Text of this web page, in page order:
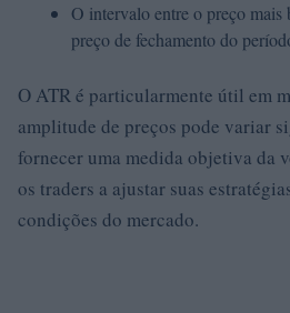
O intervalo entre o preço
preço de fechamento do
O ATR é particularmente útil em
amplitude de preços pode variar
fornecer uma medida objetiva da
os traders a ajustar suas
condições do mercado.